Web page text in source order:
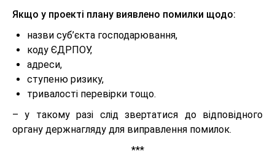
Якщо у проекті плану виявлено помилки щодо:
назви суб’єкта господарювання,
коду ЄДРПОУ,
адреси,
ступеню ризику,
тривалості перевірки тощо.
– у такому разі слід звертатися до відповідного
органу держнагляду для виправлення помилок.
***